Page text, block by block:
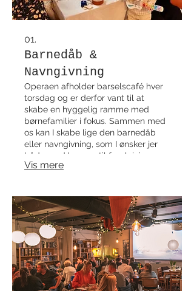
01.
Barnedåb &
Navngivning
Operaen afholder barselscafé hver
torsdag og er derfor vant til at
skabe en hyggelig ramme med
børnefamilier i fokus. Sammen med
os kan I skabe lige den barnedåb
eller navngivning, som I ønsker jer
både med hensyn til forplejning
såvel som rammerne i Operaen eller
Vis mere